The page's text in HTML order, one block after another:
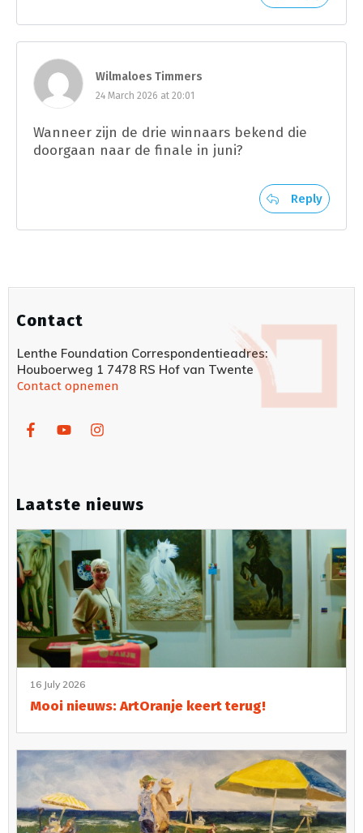
Wilmaloes Timmers
24 March 2026 at 20:01
Wanneer zijn de drie winnaars bekend die
doorgaan naar de finale in juni?
Reply
Contact
Lenthe Foundation Correspondentieadres:
Houboerweg 1 7478 RS Hof van Twente
Contact opnemen
Laatste nieuws
16 July 2026
Mooi nieuws: ArtOranje keert terug!